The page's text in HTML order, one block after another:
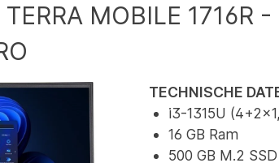
MOBILE 1716R
TECHNISCHE
i3-1315U
16 GB Ram
500 GB M.2